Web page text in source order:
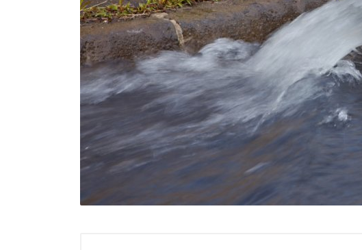
MATÉRIEL DE SABLAGE
POMPE ET PISTOLET À
PEINTURE
DÉCOLLEUSE À PAPIER PEINT
ET MOQUETTE
ESPACE VERT
TRANSPALETTE, GERBEUR ET
MANUTENTION
MANUTENTION ET LEVAGE
DE CHANTIER
SOUDAGE ET ÉQUIPEMENT